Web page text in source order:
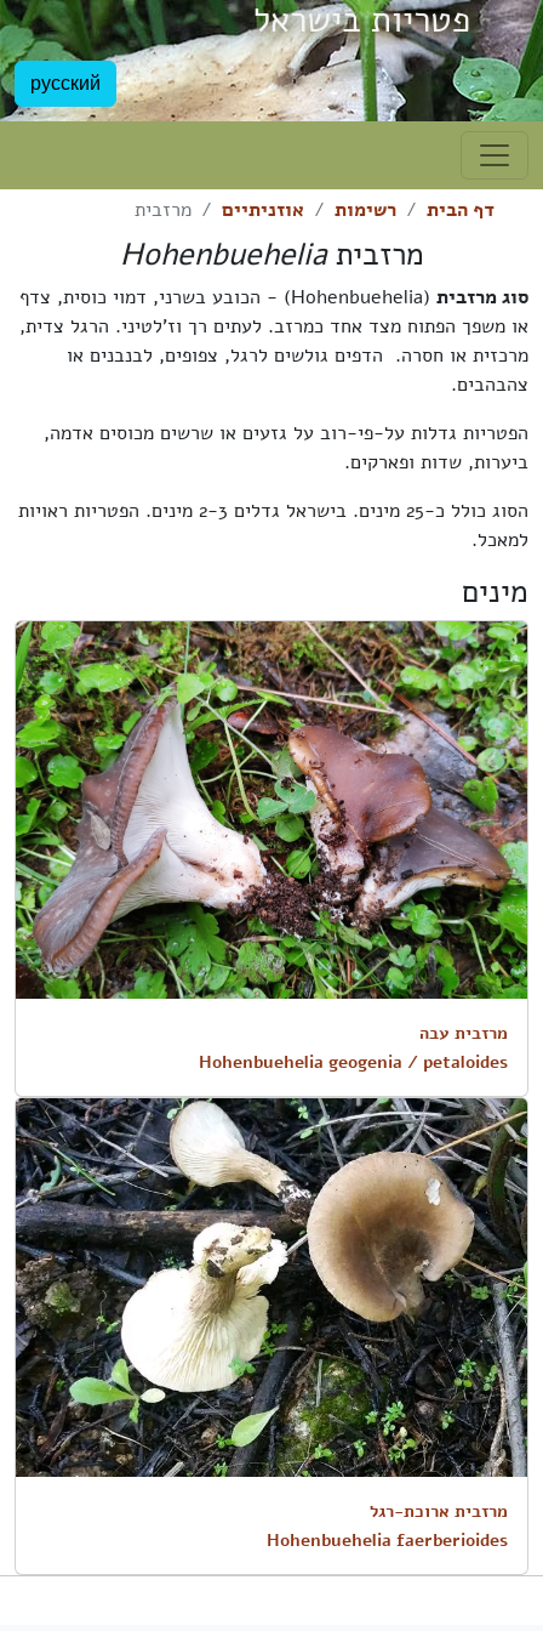
פטריות בישראל
русский
דף הבית רשימות אוזניתיים מרזבית
מרזביתHohenbuehelia
סוג מרזבית
(Hohenbuehelia) - הכובע בשרני, דמוי כוסית, צדף
או משפך הפתוח מצד אחד כמרזב. לעתים רך וז'לטיני. הרגל צדית,
מרכזית או חסרה. הדפים גולשים לרגל, צפופים, לבנבנים או
צהבהבים.
הפטריות גדלות על-פי-רוב על גזעים או שרשים מכוסים אדמה,
ביערות, שדות ופארקים.
הסוג כולל כ-25 מינים. בישראל גדלים 2-3 מינים.
הפטריות ראויות
למאכל.
מינים
מרזבית עבה
Hohenbuehelia geogenia / petaloides
מרזבית ארוכת-רגל
Hohenbuehelia faerberioides